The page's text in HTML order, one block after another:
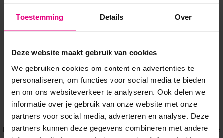
Toestemming Details Over
Deze website maakt gebruik van cookies
We gebruiken cookies om content en advertenties te
personaliseren, om functies voor social media te bieden
en om ons websiteverkeer te analyseren. Ook delen we
informatie over je gebruik van onze website met onze
partners voor social media, adverteren en analyse. Deze
partners kunnen deze gegevens combineren met andere
Application error: a client-side exception has occurred while
loadingwww.voordeeluitjes.nl (see the browser console for more